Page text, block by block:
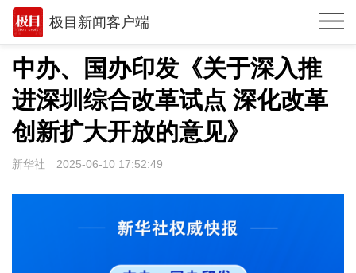
极目新闻客户端
推荐
观点
时政
湖北
中办、国办印发《关于深入推
进深圳综合改革试点 深化改革
创新扩大开放的意见》
新华社 2025-06-10 17:52:49